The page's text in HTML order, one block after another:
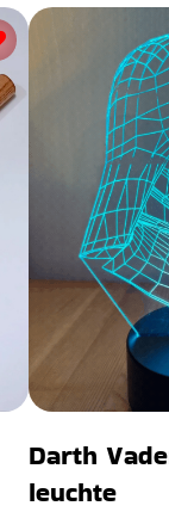
Darth
leuchte